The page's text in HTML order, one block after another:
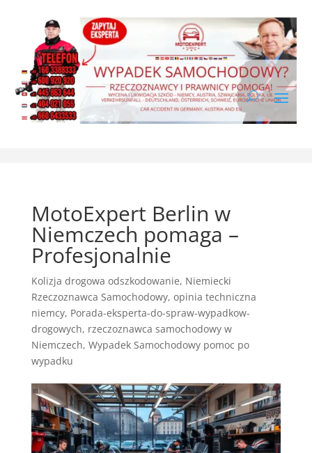
MotoExpert Berlin w
Niemczech pomaga –
Profesjonalnie
Kolizja drogowa odszkodowanie, Niemiecki
Rzeczoznawca Samochodowy, opinia techniczna
niemcy, Porada-eksperta-do-spraw-wypadkow-
drogowych, rzeczoznawca samochodowy w
Niemczech, Wypadek Samochodowy pomoc po
wypadku